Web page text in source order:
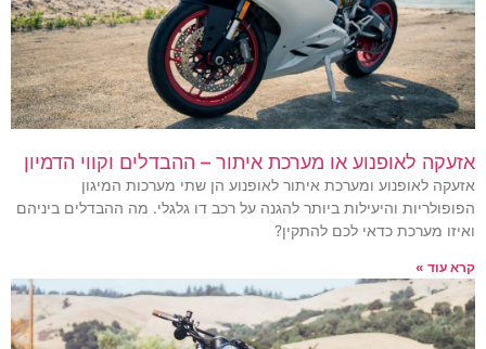
אזעקה לאופנוע או מערכת איתור – ההבדלים וקווי הדמיון
אזעקה לאופנוע ומערכת איתור לאופנוע הן שתי מערכות המיגון
הפופולריות והיעילות ביותר להגנה על רכב דו גלגלי. מה ההבדלים ביניהם
ואיזו מערכת כדאי לכם להתקין?
קרא עוד »